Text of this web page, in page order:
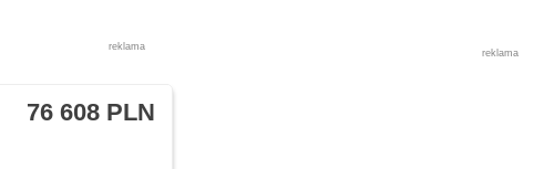
reklama
76 608 PLN
reklama